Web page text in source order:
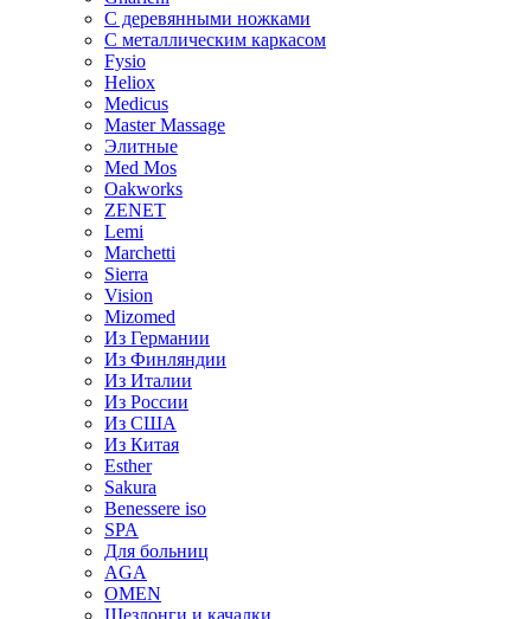
С деревянными ножками
С металлическим каркасом
Fysio
Heliox
Medicus
Master Massage
Элитные
Med Mos
Oakworks
ZENET
Lemi
Marchetti
Sierra
Vision
Mizomed
Из Германии
Из Финляндии
Из Италии
Из России
Из США
Из Китая
Esther
Sakura
Benessere iso
SPA
Для больниц
AGA
OMEN
Шезлонги и качалки